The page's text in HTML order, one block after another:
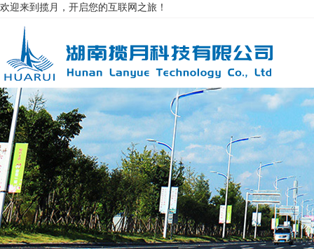
欢迎来到揽月，开启您的互联网之旅！